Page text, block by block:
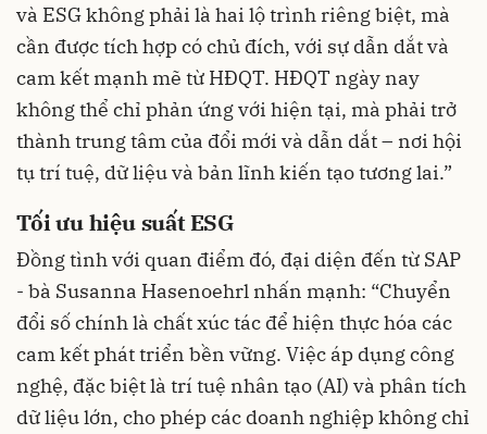
và ESG không phải là hai lộ trình riêng biệt, mà
cần được tích hợp có chủ đích, với sự dẫn dắt và
cam kết mạnh mẽ từ HĐQT. HĐQT ngày nay
không thể chỉ phản ứng với hiện tại, mà phải trở
thành trung tâm của đổi mới và dẫn dắt – nơi hội
tụ trí tuệ, dữ liệu và bản lĩnh kiến tạo tương lai.”
Tối ưu hiệu suất ESG
Đồng tình với quan điểm đó, đại diện đến từ SAP
- bà Susanna Hasenoehrl nhấn mạnh: “Chuyển
đổi số chính là chất xúc tác để hiện thực hóa các
cam kết phát triển bền vững. Việc áp dụng công
nghệ, đặc biệt là trí tuệ nhân tạo (AI) và phân tích
dữ liệu lớn, cho phép các doanh nghiệp không chỉ